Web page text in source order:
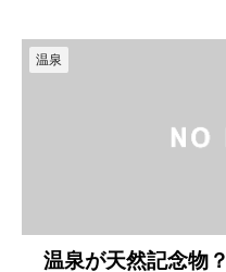
温泉
温泉が天然記念物？